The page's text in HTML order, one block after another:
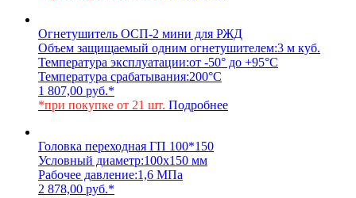
Огнетушитель ОСП-2 мини для РЖД
Объем защищаемый одним огнетушителем:3 м куб.
Температура эксплуатации:от -50° до +95°С
Температура срабатывания:200°С
1 807,00 руб.*
*при покупке от 21 шт. Подробнее
Головка переходная ГП 100*150
Условный диаметр:100х150 мм
Рабочее давление:1,6 МПа
2 878,00 руб.*